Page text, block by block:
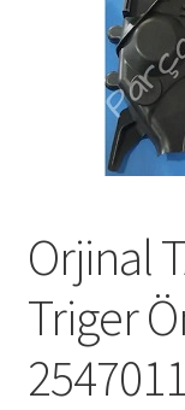
Orjinal
Triger